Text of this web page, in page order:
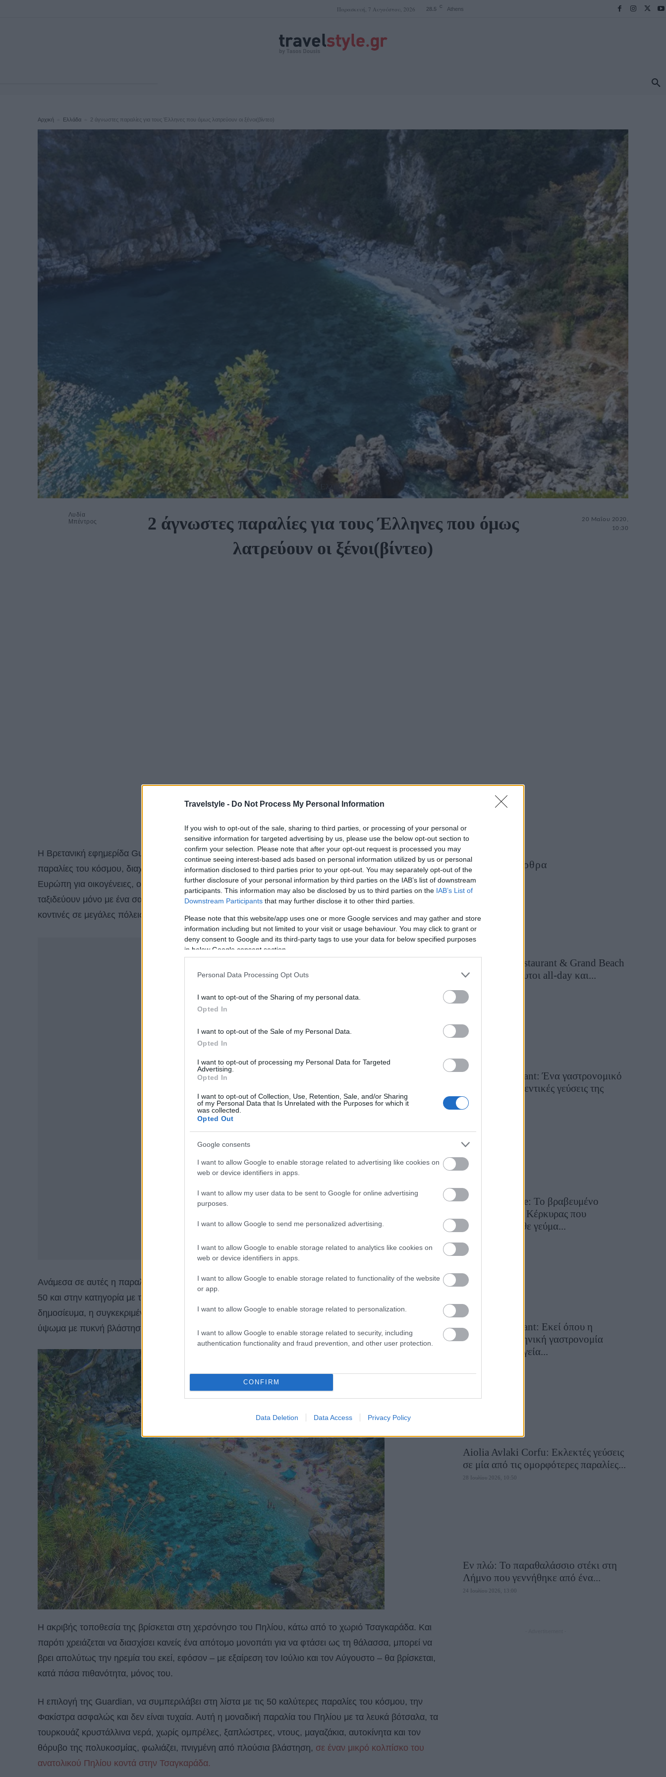
Travelstyle - Do Not Process My Personal Information
If you wish to opt-out of the sale, sharing to third parties, or processing of your personal or
sensitive information for targeted advertising by us, please use the below opt-out section to
confirm your selection. Please note that after your opt-out request is processed you may
continue seeing interest-based ads based on personal information utilized by us or personal
information disclosed to third parties prior to your opt-out. You may separately opt-out of the
further disclosure of your personal information by third parties on the IAB’s list of downstream
participants. This information may also be disclosed by us to third parties on the IAB’s List of
Downstream Participants that may further disclose it to other third parties.
Please note that this website/app uses one or more Google services and may gather and store
information including but not limited to your visit or usage behaviour. You may click to grant or
deny consent to Google and its third-party tags to use your data for below specified purposes
in below Google consent section.
Personal Data Processing Opt Outs
I want to opt-out of the Sharing of my personal data.
Opted In
I want to opt-out of the Sale of my Personal Data.
Opted In
I want to opt-out of processing my Personal Data for Targeted
Advertising.
Opted In
I want to opt-out of Collection, Use, Retention, Sale, and/or Sharing
of my Personal Data that Is Unrelated with the Purposes for which it
was collected.
Opted Out
Google consents
I want to allow Google to enable storage related to advertising like cookies on
web or device identifiers in apps.
I want to allow my user data to be sent to Google for online advertising
purposes.
I want to allow Google to send me personalized advertising.
I want to allow Google to enable storage related to analytics like cookies on
web or device identifiers in apps.
I want to allow Google to enable storage related to functionality of the website
or app.
I want to allow Google to enable storage related to personalization.
I want to allow Google to enable storage related to security, including
authentication functionality and fraud prevention, and other user protection.
CONFIRM
Data Deletion Data Access Privacy Policy
Παρασκευή, 7 Αυγούστου, 2026 28.5 C Athens
Αρχική Ελλάδα 2 άγνωστες παραλίες για τους Έλληνες που όμως λατρεύουν οι ξένοι(βίντεο)
Λυδία
Μπέντρος
Ελλάδα
2 άγνωστες παραλίες για τους Έλληνες που όμως
λατρεύουν οι ξένοι(βίντεο)
20 Μαΐου 2020,
10:30
Η Βρετανική εφημερίδα Guardian σε παλιότερο δημοσίευμά της παρουσιάζει τις 50 καλύτερες
παραλίες του κόσμου, διαχωρισμένες στις εξής κατηγορίες: Οι πιο εντυπωσιακές, οι καλύτερες στην
Ευρώπη για οικογένειες, οι ομορφότερες στη Βρετανία, οι πιο κατάλληλες για όσους προτιμούν να
ταξιδεύουν μόνο με ένα σακίδιο, οι άγριες και απομακρυσμένες, οι πιο κατάλληλες για σπορ, οι
κοντινές σε μεγάλες πόλεις.
- Advertisement -
Ανάμεσα σε αυτές η παραλία Φακίστρα τουΠηλίουη οποία καταλαμβάνει την 7η θέση στη λίστα των
50 και στην κατηγορία με τις πιο εντυπωσιακές παραλίες του κόσμου. Όπως αναφέρεται στο
δημοσίευμα, η συγκεκριμένη θεωρείται περισσότερο κολπίσκος παρά παραλία, περιστοιχίζεται από
ύψωμα με πυκνή βλάστηση, έχει άμμο και βότσαλα και πεντακάθαρα γαλάζια νερά.
Η ακριβής τοποθεσία της βρίσκεται στη χερσόνησο του Πηλίου, κάτω από το χωριό Τσαγκαράδα. Και
παρότι χρειάζεται να διασχίσει κανείς ένα απότομο μονοπάτι για να φτάσει ως τη θάλασσα, μπορεί να
βρει απολύτως την ηρεμία του εκεί, εφόσον – με εξαίρεση τον Ιούλιο και τον Αύγουστο – θα βρίσκεται,
κατά πάσα πιθανότητα, μόνος του.
Η επιλογή της Guardian, να συμπεριλάβει στη λίστα με τις 50 καλύτερες παραλίες του κόσμου, την
Φακίστρα ασφαλώς και δεν είναι τυχαία. Αυτή η μοναδική παραλία του Πηλίου με τα λευκά βότσαλα, τα
τουρκουάζ κρυστάλλινα νερά, χωρίς ομπρέλες, ξαπλώστρες, ντους, μαγαζάκια, αυτοκίνητα και τον
θόρυβο της πολυκοσμίας, φωλιάζει, πνιγμένη από πλούσια βλάστηση, σε έναν μικρό κολπίσκο του
ανατολικού Πηλίου κοντά στην Τσαγκαράδα.
Τελευταία Άρθρα
Grand Asia Restaurant & Grand Beach
Club: Οι απόλυτοι all-day και...
Tsapis Restaurant: Ένα γαστρονομικό
ταξίδι στις αυθεντικές γεύσεις της
Σίφνου!
Toula’s Seaside: Το βραβευμένο
εστιατόριο της Κέρκυρας που
μετατρέπει κάθε γεύμα...
Cavos Restaurant: Εκεί όπου η
αυθεντική ελληνική γαστρονομία
συναντά τη μαγεία...
Aiolia Avlaki Corfu: Εκλεκτές γεύσεις
σε μία από τις ομορφότερες παραλίες...
28 Ιουλίου 2026, 10:50
Εν πλώ: Το παραθαλάσσιο στέκι στη
Λήμνο που γεννήθηκε από ένα...
24 Ιουλίου 2026, 13:00